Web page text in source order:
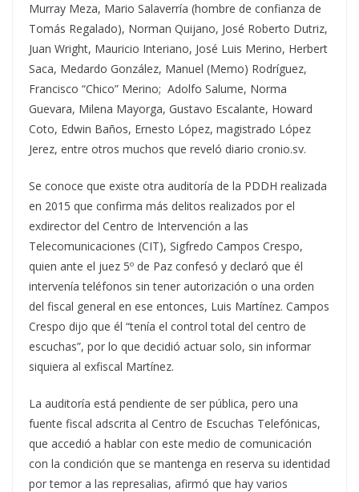
Murray Meza, Mario Salaverría (hombre de confianza de
Tomás Regalado), Norman Quijano, José Roberto Dutriz,
Juan Wright, Mauricio Interiano, José Luis Merino, Herbert
Saca, Medardo González, Manuel (Memo) Rodríguez,
Francisco “Chico” Merino; Adolfo Salume, Norma
Guevara, Milena Mayorga, Gustavo Escalante, Howard
Coto, Edwin Baños, Ernesto López, magistrado López
Jerez, entre otros muchos que reveló diario cronio.sv.
Se conoce que existe otra auditoría de la PDDH realizada
en 2015 que confirma más delitos realizados por el
exdirector del Centro de Intervención a las
Telecomunicaciones (CIT), Sigfredo Campos Crespo,
quien ante el juez 5º de Paz confesó y declaró que él
intervenía teléfonos sin tener autorización o una orden
del fiscal general en ese entonces, Luis Martínez. Campos
Crespo dijo que él “tenía el control total del centro de
escuchas”, por lo que decidió actuar solo, sin informar
siquiera al exfiscal Martínez.
La auditoría está pendiente de ser pública, pero una
fuente fiscal adscrita al Centro de Escuchas Telefónicas,
que accedió a hablar con este medio de comunicación
con la condición que se mantenga en reserva su identidad
por temor a las represalias, afirmó que hay varios